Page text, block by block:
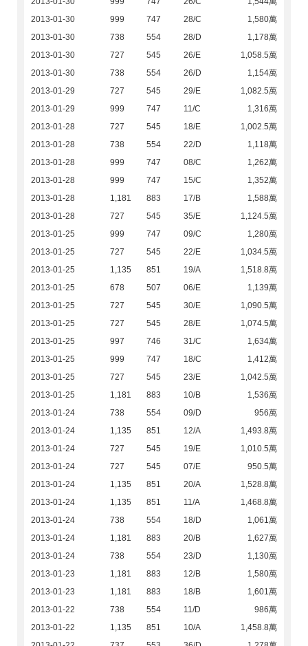
2013-01-30
999 747 28/C
1,580萬
2013-01-30
738 554 28/D
1,178萬
2013-01-30
727 545 26/E
1,058.5萬
2013-01-30
738 554 26/D
1,154萬
2013-01-29
727 545 29/E
1,082.5萬
2013-01-29
999 747 11/C
1,316萬
2013-01-28
727 545 18/E
1,002.5萬
2013-01-28
738 554 22/D
1,118萬
2013-01-28
999 747 08/C
1,262萬
2013-01-28
999 747 15/C
1,352萬
2013-01-28
1,181 883 17/B
1,588萬
2013-01-28
727 545 35/E
1,124.5萬
2013-01-25
999 747 09/C
1,280萬
2013-01-25
727 545 22/E
1,034.5萬
2013-01-25
1,135 851 19/A
1,518.8萬
2013-01-25
678 507 06/E
1,139萬
2013-01-25
727 545 30/E
1,090.5萬
2013-01-25
727 545 28/E
1,074.5萬
2013-01-25
997 746 31/C
1,634萬
2013-01-25
999 747 18/C
1,412萬
2013-01-25
727 545 23/E
1,042.5萬
2013-01-25
1,181 883 10/B
1,536萬
2013-01-24
738 554 09/D
956萬
2013-01-24
1,135 851 12/A
1,493.8萬
2013-01-24
727 545 19/E
1,010.5萬
2013-01-24
727 545 07/E
950.5萬
2013-01-24
1,135 851 20/A
1,528.8萬
2013-01-24
1,135 851 11/A
1,468.8萬
2013-01-24
738 554 18/D
1,061萬
2013-01-24
1,181 883 20/B
1,627萬
2013-01-24
738 554 23/D
1,130萬
2013-01-23
1,181 883 12/B
1,580萬
2013-01-23
1,181 883 18/B
1,601萬
2013-01-22
738 554 11/D
986萬
2013-01-22
1,135 851 10/A
1,458.8萬